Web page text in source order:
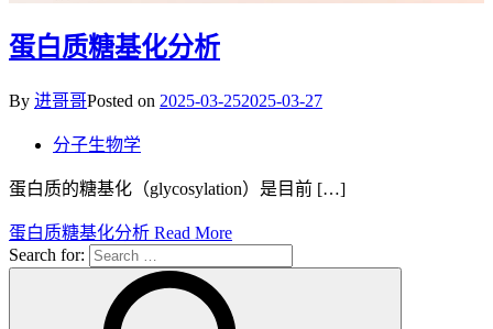
蛋白质糖基化分析
By 进哥哥Posted on 2025-03-252025-03-27
分子生物学
蛋白质的糖基化（glycosylation）是目前 […]
蛋白质糖基化分析 Read More
Search for: